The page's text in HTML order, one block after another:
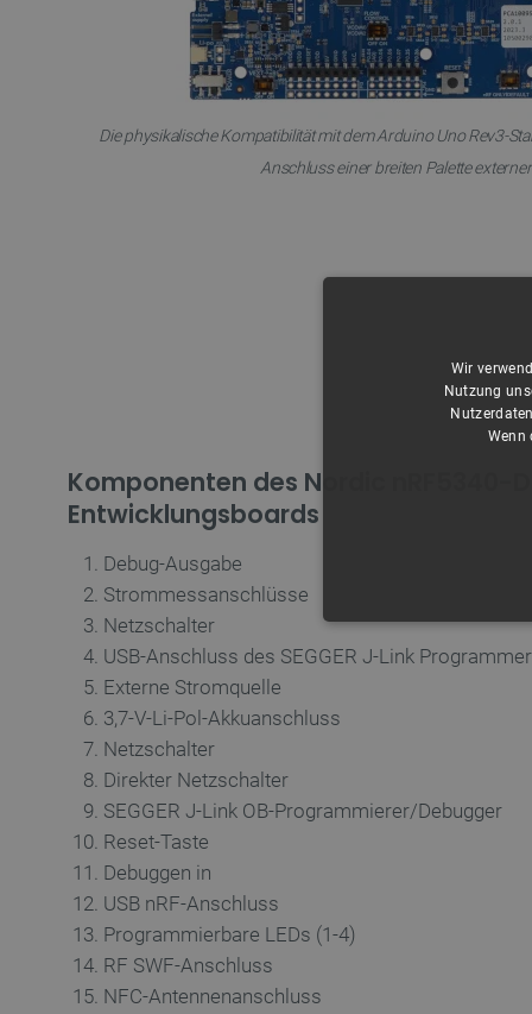
Die physikalische Kompatibilität mit dem Arduino Uno Rev3-
Anschluss einer breiten Palette externer
Komponenten des Nordic nRF5340-DK
Entwicklungsboards
Debug-Ausgabe
Strommessanschlüsse
Netzschalter
USB-Anschluss des SEGGER J-Link
Externe Stromquelle
3,7-V-Li-Pol-Akkuanschluss
Netzschalter
Direkter Netzschalter
SEGGER J-Link OB-Programmierer/Debugger
Reset-Taste
Debuggen in
USB nRF-Anschluss
Programmierbare LEDs (1-4)
RF SWF-Anschluss
NFC-Antennenanschluss
Wir
Nutzung
Wenn
Unbedingt erforderliche
die unbedingt erforderlichen